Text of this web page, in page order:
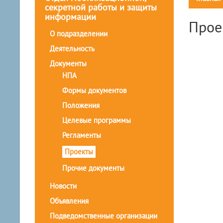
секретной работы и защиты
информации
О подразделении
Деятельность
Документы
НПА
Формы документов
Положения
Целевые программы
Регламенты
Проекты
Прочие документы
Новости
Объявления
Подведомственные организации